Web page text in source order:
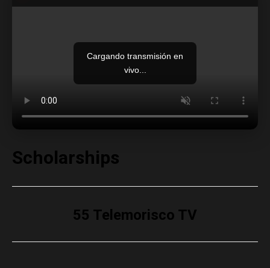
Cargando transmisión en
vivo...
Scholarships
55 Telemorisco TV